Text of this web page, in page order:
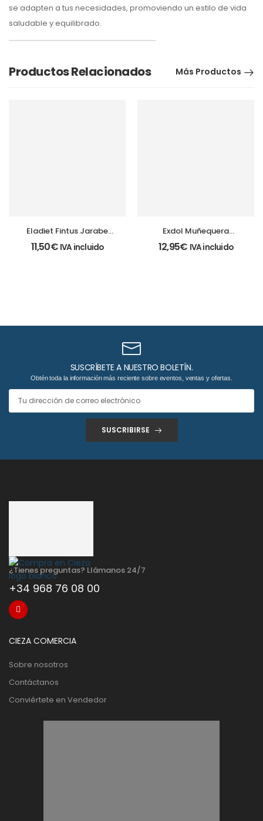
se adapten a tus necesidades, promoviendo un estilo de vida
saludable y equilibrado.
Productos Relacionados Más Productos
Eladiet Fintus Jarabe
Niños 1-6 años
11,50€ IVA incluido
Exdol Muñequera
ajustable de neopreno
talla única
12,95€ IVA incluido
SUSCRÍBETE A NUESTRO BOLETÍN.
Obtén toda la información más reciente sobre eventos, ventas y ofertas.
SUSCRIBIRSE
¿Tienes preguntas? Llámanos 24/7
+34 968 76 08 00
CIEZA COMERCIA
Sobre nosotros
Contáctanos
Conviértete en Vendedor